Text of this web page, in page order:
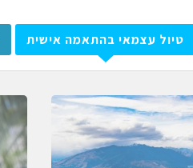
טיול עצמאי בהתאמה אישית